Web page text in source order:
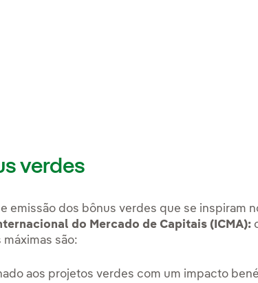
verdes
emissão dos bônus verdes que se inspiram
do Mercado de Capitais (ICMA):
abra em uma nova aba.
máximas são:
aos projetos verdes com um impacto